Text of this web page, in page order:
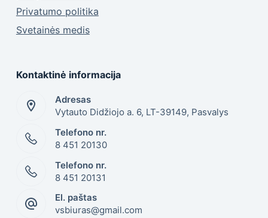
Privatumo politika
Svetainės medis
Kontaktinė informacija
Adresas
Vytauto Didžiojo a. 6, LT-39149, Pasvalys
Telefono nr.
8 451 20130
Telefono nr.
8 451 20131
El. paštas
vsbiuras@gmail.com